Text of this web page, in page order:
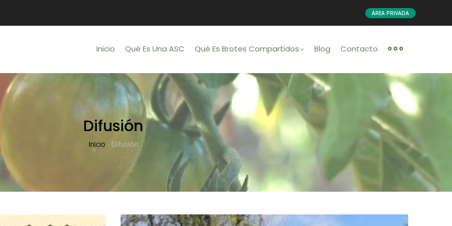
ÁREA PRIVADA
Navigation
Inicio Qué Es Una ASC Qué Es Brotes Compartidos Blog Contacto
Difusión
Sobrescribir
Enlaces
A
Inicio - Difusión